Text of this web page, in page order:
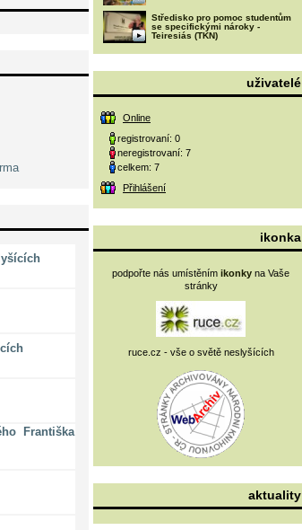
Františka
Středisko pro pomoc studentům
se specifickými nároky -
Teiresiás (TKN)
uživatelé
Online
registrovaní: 0
neregistrovaní: 7
celkem: 7
Přihlášení
ikonka
podpořte nás umístěním ikonky na Vaše
stránky
ruce.cz - vše o světě neslyšících
aktuality